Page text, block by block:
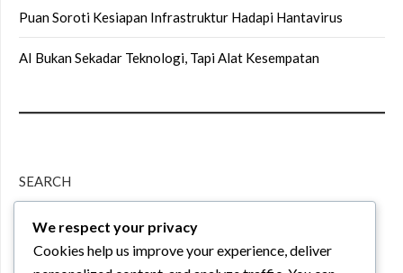
Puan Soroti Kesiapan Infrastruktur Hadapi Hantavirus
AI Bukan Sekadar Teknologi, Tapi Alat Kesempatan
SEARCH
We respect your privacy
Cookies help us improve your experience, deliver